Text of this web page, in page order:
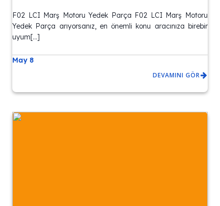
F02 LCI Marş Motoru Yedek Parça F02 LCI Marş Motoru
Yedek Parça arıyorsanız, en önemli konu aracınıza birebir
uyum[…]
May 8
DEVAMINI GÖR